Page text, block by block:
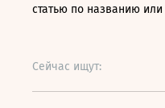
статью по названию или
Сейчас ищут: